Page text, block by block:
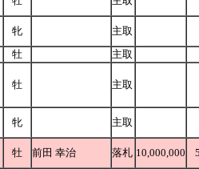
牝
主取
牡 主取
牡 主取
牝 主取
牡 前田 幸治 落札 10,000,000